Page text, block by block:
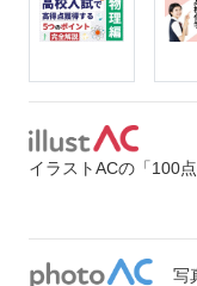
イラストACの「100
写